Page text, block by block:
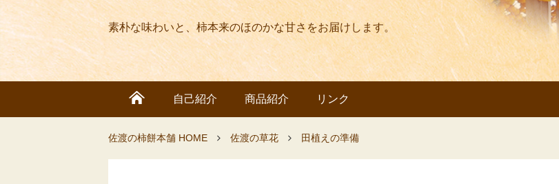
素朴な味わいと、柿本来のほのかな甘さをお届けします。
自己紹介 商品紹介 リンク
佐渡の柿餅本舗 HOME 佐渡の草花 田植えの準備